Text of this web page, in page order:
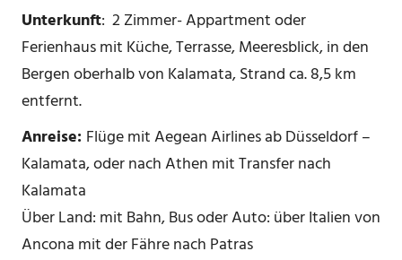
Unterkunft: 2 Zimmer- Appartment oder
Ferienhaus mit Küche, Terrasse, Meeresblick, in den
Bergen oberhalb von Kalamata, Strand ca. 8,5 km
entfernt.
Anreise: Flüge mit Aegean Airlines ab Düsseldorf –
Kalamata, oder nach Athen mit Transfer nach
Über Land: mit Bahn, Bus oder Auto: über Italien von
Ancona mit der Fähre nach Patras